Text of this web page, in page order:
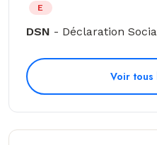
E
DSN - Déclaration
Voir tous